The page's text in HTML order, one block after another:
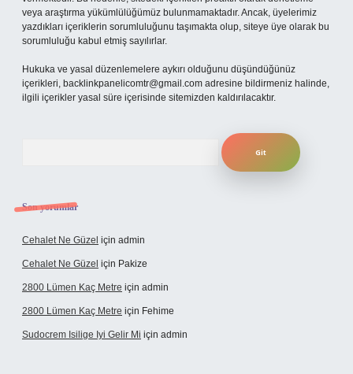
veya araştırma yükümlülüğümüz bulunmamaktadır. Ancak, üyelerimiz
yazdıkları içeriklerin sorumluluğunu taşımakta olup, siteye üye olarak bu
sorumluluğu kabul etmiş sayılırlar.
Hukuka ve yasal düzenlemelere aykırı olduğunu düşündüğünüz
içerikleri, backlinkpanelicomtr@gmail.com adresine bildirmeniz halinde,
ilgili içerikler yasal süre içerisinde sitemizden kaldırılacaktır.
Son yorumlar
Cehalet Ne Güzel için admin
Cehalet Ne Güzel için Pakize
2800 Lümen Kaç Metre için admin
2800 Lümen Kaç Metre için Fehime
Sudocrem Isilige Iyi Gelir Mi için admin